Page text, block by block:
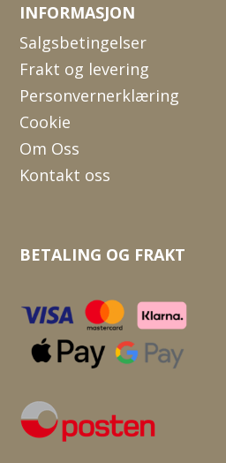
INFORMASJON
Salgsbetingelser
Frakt og levering
Personvernerklæring
Cookie
Om Oss
Kontakt oss
BETALING OG FRAKT